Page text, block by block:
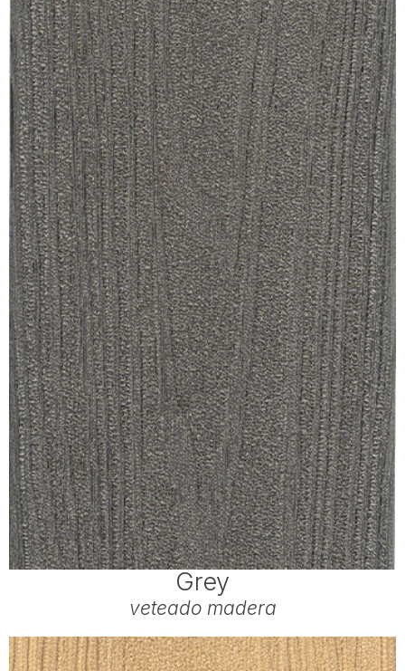
Grey
veteado madera